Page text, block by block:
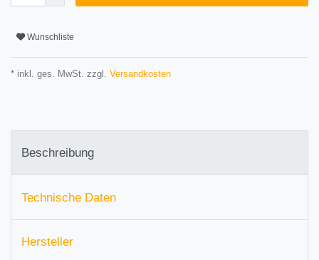
Wunschliste
* inkl. ges. MwSt. zzgl. Versandkosten
Beschreibung
Technische Daten
Hersteller